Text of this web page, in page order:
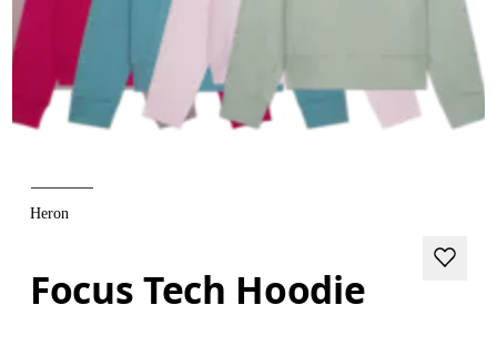
Heron
Focus Tech Hoodie